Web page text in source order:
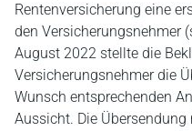
Rentenversicherung eine
den Versicherungsnehmer
August 2022 stellte die
Versicherungsnehmer die
Wunsch entsprechenden
Aussicht. Die